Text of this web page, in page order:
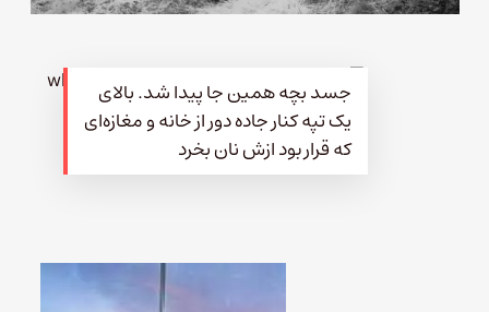
جسد بچه همین جا پیدا شد. بالای
یک تپه کنار جاده دور از خانه و مغازه‌ای
که قرار بود ازش نان بخرد